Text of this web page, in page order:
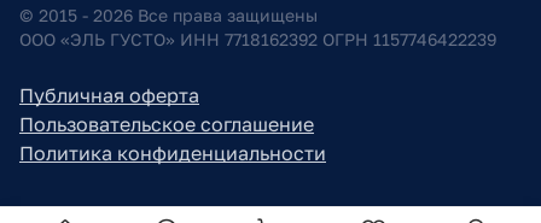
© 2015 - 2026 Все права защищены
ООО «ЭЛЬ ГУСТО» ИНН 7718162392 ОГРН 1157746422239
Публичная оферта
Пользовательское соглашение
Политика конфиденциальности